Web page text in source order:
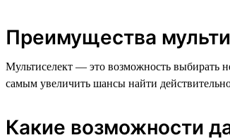
Преимущества
Мультиселект — это возможность выбирать
самым увеличить шансы найти
Какие возможности